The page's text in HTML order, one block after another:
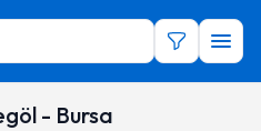
- Bursa